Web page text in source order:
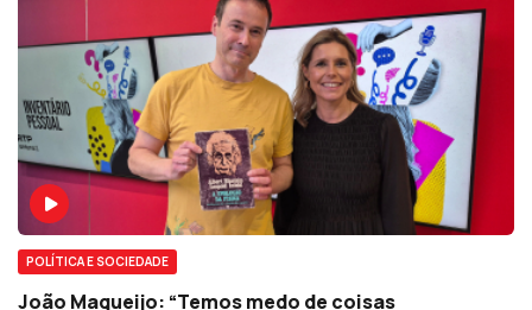
POLÍTICA E SOCIEDADE
João Magueijo: “Temos medo de coisas